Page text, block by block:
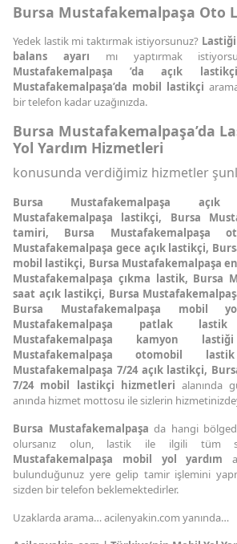
Bursa Mustafakemalpaşa Oto
Yedek lastik mi taktırmak istiyorsunuz?
balans ayarı mı yaptırmak
Mustafakemalpaşa ’da açık
Mustafakemalpaşa’da mobil lastikçi
bir telefon kadar uzağınızda.
Bursa Mustafakemalpaşa’da
Yol Yardım Hizmetleri
konusunda verdiğimiz hizmetler
Bursa Mustafakemalpaşa
Mustafakemalpaşa lastikçi, Bursa
tamiri, Bursa Mustafakemalpaşa
Mustafakemalpaşa gece açık lastikçi,
mobil lastikçi, Bursa Mustafakemalpaşa
Mustafakemalpaşa çıkma lastik, Bursa
saat açık lastikçi, Bursa
Bursa Mustafakemalpaşa mobil
Mustafakemalpaşa patlak
Mustafakemalpaşa kamyon
Mustafakemalpaşa otomobil
Mustafakemalpaşa 7/24 açık lastikçi,
7/24 mobil lastikçi hizmetlerialanında
anında hizmet mottosu ile sizlerin
Bursa Mustafakemalpaşa da hangi
olursanız olun, lastik ile ilgili tüm
Mustafakemalpaşa mobil yol yardım
bulunduğunuz yere gelip tamir işlemini
sizden bir telefon beklemektedirler.
Uzaklarda arama… acilenyakin.com yanında…